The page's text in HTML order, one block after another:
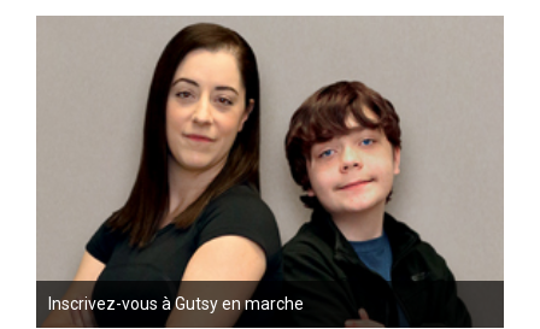
Inscrivez-vous à Gutsy en marche